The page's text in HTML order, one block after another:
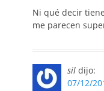
Ni qué decir
me parecen
sil dijo:
07/12/